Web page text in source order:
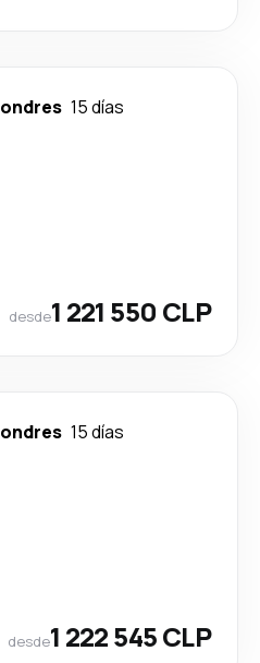
15 días
desde1 221 550 CLP
15 días
desde1 222 545 CLP